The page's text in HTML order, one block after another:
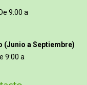
9:00 a
(Junio a Septiembre)
9:00 a